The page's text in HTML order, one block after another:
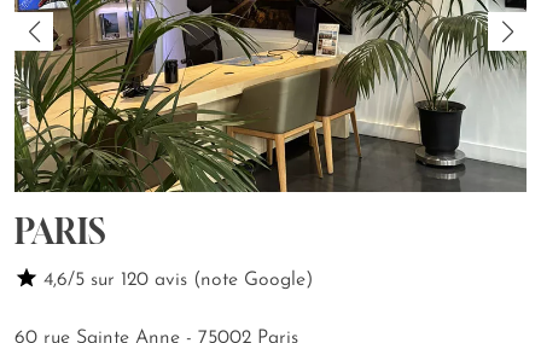
PARIS
4,6/5 sur 120 avis (note Google)
60 rue Sainte Anne - 75002 Paris